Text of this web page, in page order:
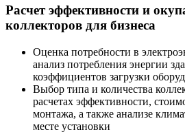
Расчет эффективности и
коллекторов для бизнеса
Оценка потребности в
анализ потребления энергии
коэффициентов загрузки
Выбор типа и количества
расчетах эффективности,
монтажа, а также анализе
месте установки